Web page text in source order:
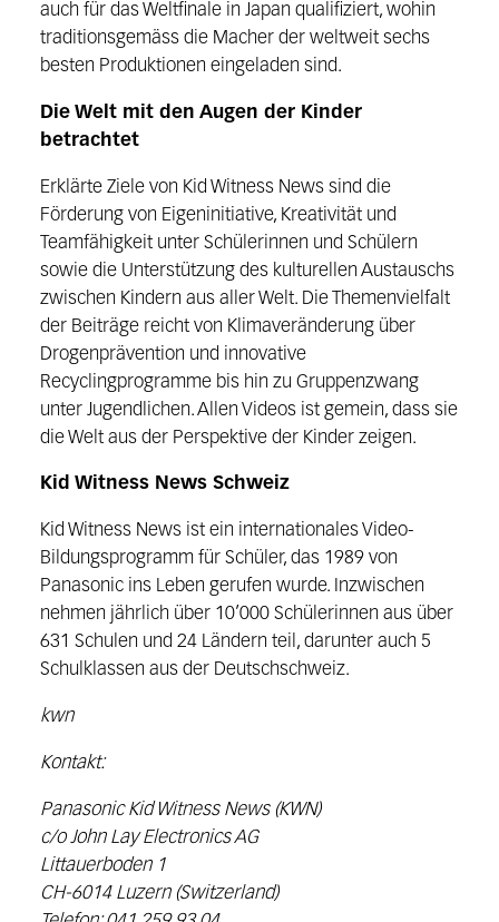
auch für das Weltfinale in Japan qualifiziert, wohin
traditionsgemäss die Macher der weltweit sechs
besten Produktionen eingeladen sind.
Die Welt mit den Augen der Kinder
betrachtet
Erklärte Ziele von Kid Witness News sind die
Förderung von Eigeninitiative, Kreativität und
Teamfähigkeit unter Schülerinnen und Schülern
sowie die Unterstützung des kulturellen Austauschs
zwischen Kindern aus aller Welt. Die Themenvielfalt
der Beiträge reicht von Klimaveränderung über
Drogenprävention und innovative
Recyclingprogramme bis hin zu Gruppenzwang
unter Jugendlichen. Allen Videos ist gemein, dass sie
die Welt aus der Perspektive der Kinder zeigen.
Kid Witness News Schweiz
Kid Witness News ist ein internationales Video-
Bildungsprogramm für Schüler, das 1989 von
Panasonic ins Leben gerufen wurde. Inzwischen
nehmen jährlich über 10’000 Schülerinnen aus über
631 Schulen und 24 Ländern teil, darunter auch 5
Schulklassen aus der Deutschschweiz.
kwn
Kontakt:
Panasonic Kid Witness News (KWN)
c/o John Lay Electronics AG
Littauerboden 1
CH-6014 Luzern (Switzerland)